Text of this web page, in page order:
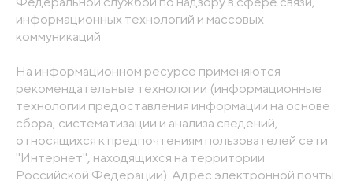
информационных технологий и массовых
коммуникаций
На информационном ресурсе применяются
рекомендательные технологии (информационные
технологии предоставления информации на основе
сбора, систематизации и анализа сведений,
относящихся к предпочтениям пользователей сети
"Интернет", находящихся на территории
Российской Федерации). Адрес электронной почты